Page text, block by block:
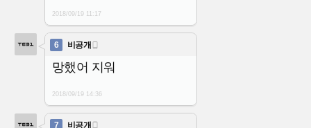
2018/09/1911:17
6 비공개 
망했어 지워
2018/09/1914:36
7 비공개 